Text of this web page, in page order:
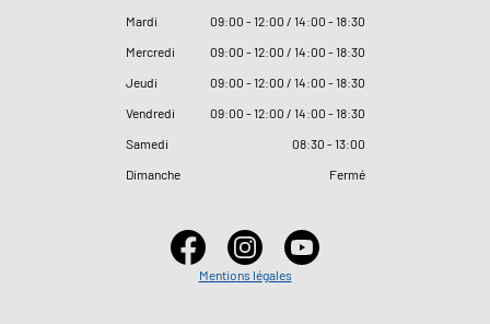
Mardi
09:00 - 12:00 / 14:00 - 18:30
Mercredi
09:00 - 12:00 / 14:00 - 18:30
Jeudi
09:00 - 12:00 / 14:00 - 18:30
Vendredi
09:00 - 12:00 / 14:00 - 18:30
Samedi
08:30 - 13:00
Dimanche
Fermé
Mentions légales